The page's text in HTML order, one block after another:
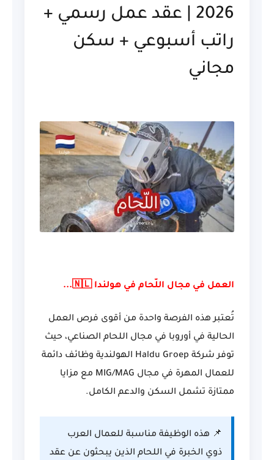
2026 | عقد عمل رسمي +
راتب أسبوعي + سكن
مجاني
العمل في مجال اللّحام في هولندا 🇳🇱...
تُعتبر هذه الفرصة واحدة من أقوى فرص العمل
الحالية في أوروبا في مجال اللحام الصناعي، حيث
توفر شركة Haldu Groep الهولندية وظائف دائمة
للعمال المهرة في مجال MIG/MAG مع مزايا
ممتازة تشمل السكن والدعم الكامل.
📌 هذه الوظيفة مناسبة للعمال العرب
ذوي الخبرة في اللحام الذين يبحثون عن عقد